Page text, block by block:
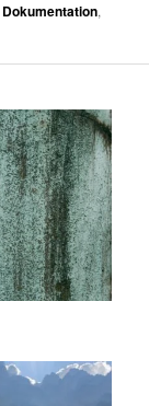
Dokumentation,